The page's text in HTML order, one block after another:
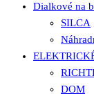
Dialkové na
SILCA
DOM